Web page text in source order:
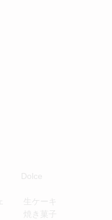
Dolce
生ケーキ
焼き菓子